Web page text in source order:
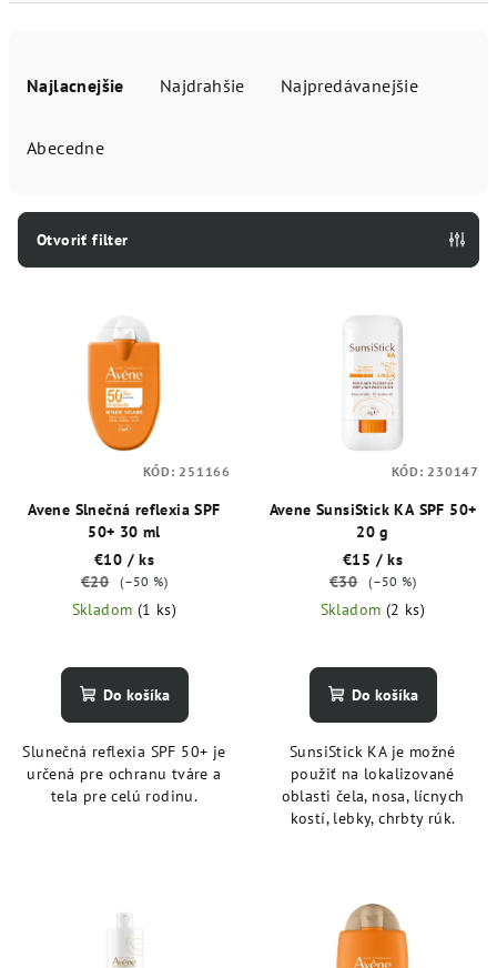
p
Najlacnejšie Najdrahšie Najpredávanejšie
Abecedne
Otvoriť filter
Avene Slnečná reflexia SPF
50+ 30 ml
€10 / ks
€20
(–50 %)
Skladom (1 ks)
Do košíka
Slunečná reflexia SPF 50+ je
určená pre ochranu tváre a
tela pre celú rodinu.
KÓD: 251166
Avene SunsiStick KA SPF 50+
20 g
€15 / ks
€30
(–50 %)
Skladom (2 ks)
Do košíka
SunsiStick KA je možné
použiť na lokalizované
oblasti čela, nosa, lícnych
kostí, lebky, chrbty rúk.
KÓD: 230147